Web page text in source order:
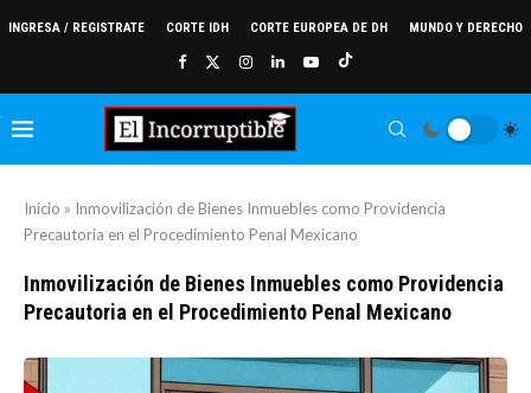
INGRESA / REGISTRATE CORTE IDH CORTE EUROPEA DE DH MUNDO Y DERECHO
Inicio » Inmovilización de Bienes Inmuebles como Providencia
Precautoria en el Procedimiento Penal Mexicano
Inmovilización de Bienes Inmuebles como Providencia
Precautoria en el Procedimiento Penal Mexicano